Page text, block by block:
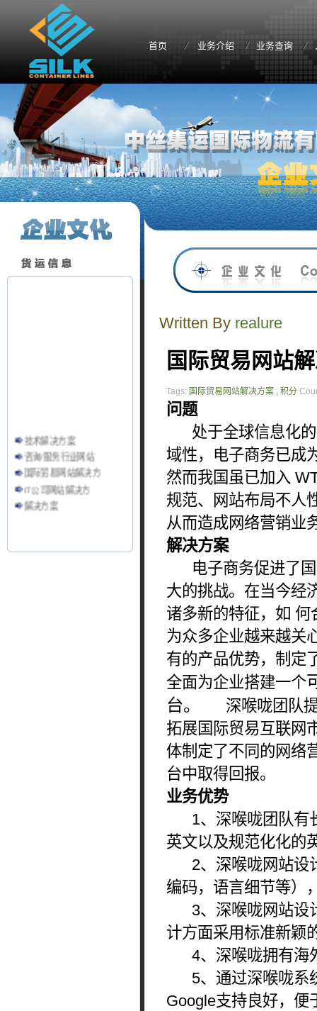
首页 业务介绍 业务查询
技术解决方案
咨询/服务行业网站
国际贸易网站解决方
IT公司网站解决方
解决方案
Written By realure
国际贸易网站
Tags: 国际贸易网站解决方案 , 积分
问题
处于全球信息化的
域性，电子商务已成
然而我国虽已加入
规范、网站布局不人
从而造成网络营销业
解决方案
电子商务促进了国
大的挑战。在当今经
诸多新的特征，如
为众多企业越来越关
有的产品优势，制定
全面为企业搭建一个
台。
深喉咙团队提
拓展国际贸易互联网
体制定了不同的网络
台中取得回报。
业务优势
1、深喉咙团队有
英文以及规范化化的
2、深喉咙网站设
编码，语言细节等）
3、深喉咙网站设
计方面采用标准新颖
4、深喉咙拥有海
5、通过深喉咙系
Google支持良好，便